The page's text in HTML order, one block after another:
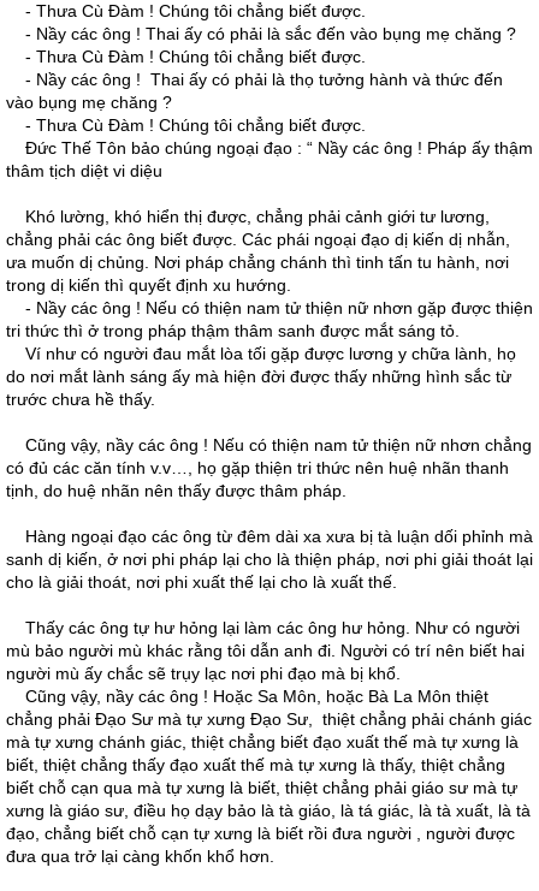
- Thưa Cù Ðàm ! Chúng tôi chẳng biết được.
- Nầy các ông ! Thai ấy có phải là sắc đến vào bụng mẹ chăng ?
- Thưa Cù Ðàm ! Chúng tôi chẳng biết được.
- Nầy các ông ! Thai ấy có phải là thọ tưởng hành và thức đến
vào bụng mẹ chăng ?
- Thưa Cù Ðàm ! Chúng tôi chẳng biết được.
Ðức Thế Tôn bảo chúng ngoại đạo : “ Nầy các ông ! Pháp ấy thậm
thâm tịch diệt vi diệu
Khó lường, khó hiển thị được, chẳng phải cảnh giới tư lương,
chẳng phải các ông biết được. Các phái ngoại đạo dị kiến dị nhẫn,
ưa muốn dị chủng. Nơi pháp chẳng chánh thì tinh tấn tu hành, nơi
trong dị kiến thì quyết định xu hướng.
- Nầy các ông ! Nếu có thiện nam tử thiện nữ nhơn gặp được thiện
tri thức thì ở trong pháp thậm thâm sanh được mắt sáng tỏ.
Ví như có người đau mắt lòa tối gặp được lương y chữa lành, họ
do nơi mắt lành sáng ấy mà hiện đời được thấy những hình sắc từ
trước chưa hề thấy.
Cũng vậy, nầy các ông ! Nếu có thiện nam tử thiện nữ nhơn chẳng
có đủ các căn tính v.v…, họ gặp thiện tri thức nên huệ nhãn thanh
tịnh, do huệ nhãn nên thấy được thâm pháp.
Hàng ngoại đạo các ông từ đêm dài xa xưa bị tà luận dối phỉnh mà
sanh dị kiến, ở nơi phi pháp lại cho là thiện pháp, nơi phi giải thoát lại
cho là giải thoát, nơi phi xuất thế lại cho là xuất thế.
Thấy các ông tự hư hỏng lại làm các ông hư hỏng. Như có người
mù bảo người mù khác rằng tôi dẫn anh đi. Người có trí nên biết hai
người mù ấy chắc sẽ trụy lạc nơi phi đạo mà bị khổ.
Cũng vậy, nầy các ông ! Hoặc Sa Môn, hoặc Bà La Môn thiệt
chẳng phải Ðạo Sư mà tự xưng Ðạo Sư, thiệt chẳng phải chánh giác
mà tự xưng chánh giác, thiệt chẳng biết đạo xuất thế mà tự xưng là
biết, thiệt chẳng thấy đạo xuất thế mà tự xưng là thấy, thiệt chẳng
biết chỗ cạn qua mà tự xưng là biết, thiệt chẳng phải giáo sư mà tự
xưng là giáo sư, điều họ dạy bảo là tà giáo, là tá giác, là tà xuất, là tà
đạo, chẳng biết chỗ cạn tự xưng là biết rồi đưa người , người được
đưa qua trở lại càng khốn khổ hơn.